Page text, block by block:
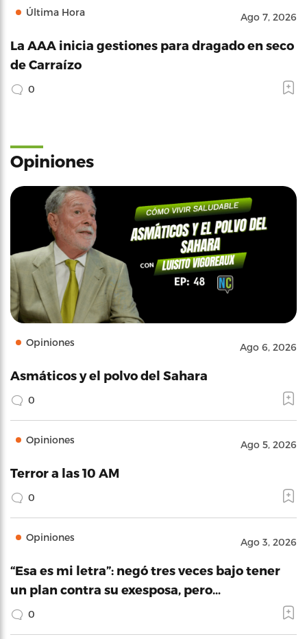
Última Hora Ago 7, 2026
La AAA inicia gestiones para dragado en seco
de Carraízo
0
Opiniones
Opiniones Ago 6, 2026
Asmáticos y el polvo del Sahara
0
Opiniones Ago 5, 2026
Terror a las 10 AM
0
Opiniones Ago 3, 2026
“Esa es mi letra”: negó tres veces bajo tener
un plan contra su exesposa, pero…
0